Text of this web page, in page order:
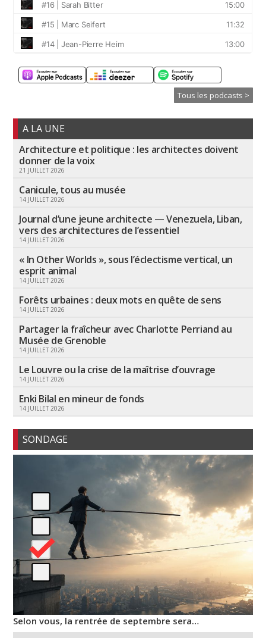
Tous les podcasts >
A LA UNE
Architecture et politique : les architectes doivent
donner de la voix
21 JUILLET 2026
Canicule, tous au musée
14 JUILLET 2026
Journal d’une jeune architecte — Venezuela, Liban,
vers des architectures de l’essentiel
14 JUILLET 2026
« In Other Worlds », sous l’éclectisme vertical, un
esprit animal
14 JUILLET 2026
Forêts urbaines : deux mots en quête de sens
14 JUILLET 2026
Partager la fraîcheur avec Charlotte Perriand au
Musée de Grenoble
14 JUILLET 2026
Le Louvre ou la crise de la maîtrise d’ouvrage
14 JUILLET 2026
Enki Bilal en mineur de fonds
14 JUILLET 2026
SONDAGE
Selon vous, la rentrée de septembre sera…